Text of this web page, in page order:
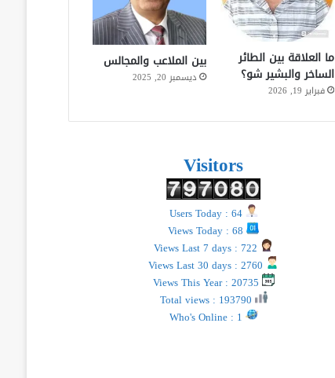
ما العلاقة بين الطائر
الساخر والبشير شو؟
فبراير 19, 2026
بين الملاعب والمجالس
ديسمبر 20, 2025
Visitors
Users Today : 64